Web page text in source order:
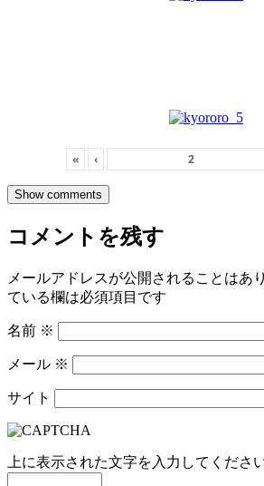
« ‹
Show comments
コメントを残す
メールアドレスが公開されることはあ
ている欄は必須項目です
名前 ※
メール ※
サイト
上に表示された文字を入力してください